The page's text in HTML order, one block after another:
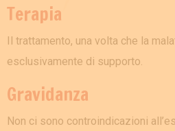
Terapia
Il trattamento, una volta che la
esclusivamente di supporto.
Gravidanza
Non ci sono controindicazioni